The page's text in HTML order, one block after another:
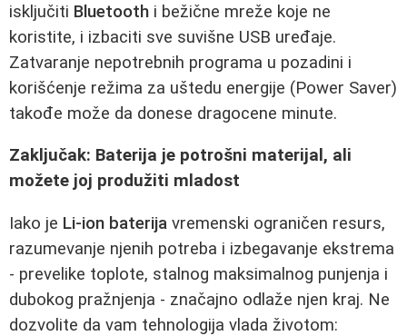
isključiti Bluetooth i bežične mreže koje ne
koristite, i izbaciti sve suvišne USB uređaje.
Zatvaranje nepotrebnih programa u pozadini i
korišćenje režima za uštedu energije (Power Saver)
takođe može da donese dragocene minute.
Zaključak: Baterija je potrošni materijal, ali
možete joj produžiti mladost
Iako je Li-ion baterija vremenski ograničen resurs,
razumevanje njenih potreba i izbegavanje ekstrema
- prevelike toplote, stalnog maksimalnog punjenja i
dubokog pražnjenja - značajno odlaže njen kraj. Ne
dozvolite da vam tehnologija vlada životom: